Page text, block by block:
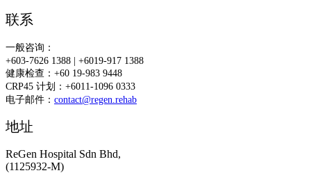
联系
一般咨询：
+603-7626 1388 | +6019-917 1388
健康检查：+60 19-983 9448
CRP45 计划：+6011-1096 0333
电子邮件： contact@regen.rehab
地址
ReGen Hospital Sdn Bhd,
(1125932-M)